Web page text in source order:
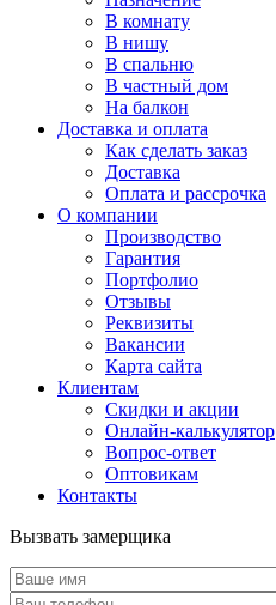
В комнату
В нишу
В спальню
В частный дом
На балкон
Доставка и оплата
Как сделать заказ
Доставка
Оплата и рассрочка
О компании
Производство
Гарантия
Портфолио
Отзывы
Реквизиты
Вакансии
Карта сайта
Клиентам
Скидки и акции
Онлайн-калькулятор
Вопрос-ответ
Оптовикам
Контакты
Вызвать замерщика